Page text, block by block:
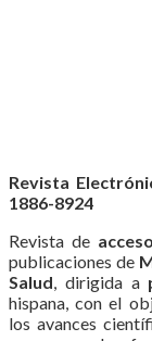
Revista
1886-8924
Revista de
publicaciones de
Salud , dirigida a
hispana, con el
los avances